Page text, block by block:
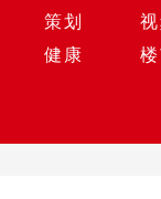
策划
健康